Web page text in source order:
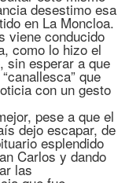
desestimo esa
en La Moncloa.
viene conducido
como lo hizo el
sin esperar a que
que
con un gesto
pese a que el
dejo escapar, de
esplendido
Carlos y dando
las